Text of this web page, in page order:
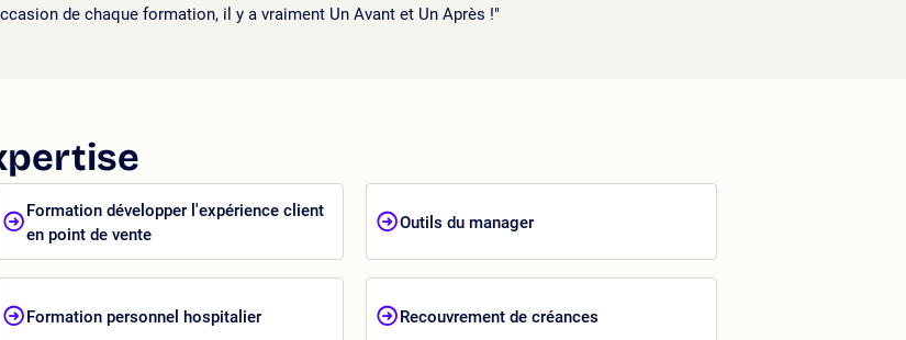
de chaque formation, il y a vraiment Un Avant et Un Après !"
Formation développer l'expérience client
en point de vente
Outils du manager
Formation personnel hospitalier Recouvrement de créances